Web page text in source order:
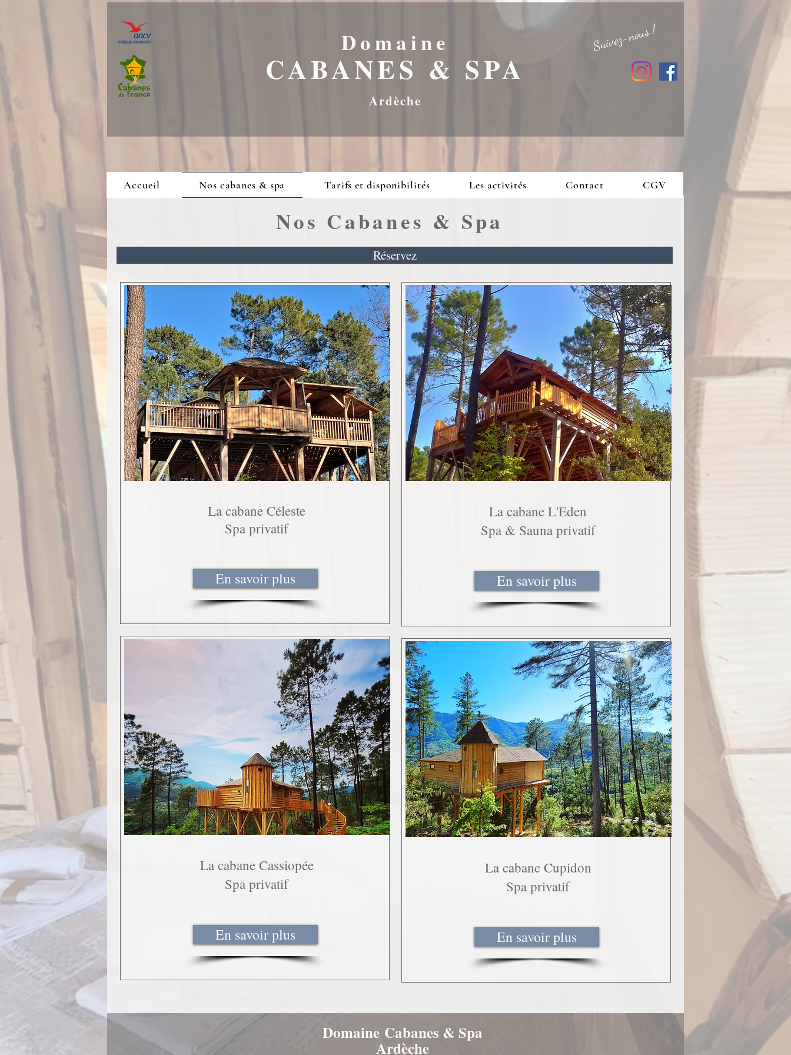
Domaine
CABANES & SPA
Ardèche
Suivez-nous !
Nos Cabanes & Spa
Réservez
La cabane Céleste
Spa privatif
En savoir plus
La cabane Cassiopée
Spa privatif
En savoir plus
La cabane L'Eden
Spa & Sauna privatif
En savoir plus
La cabane Cupidon
Spa privatif
En savoir plus
Accueil Nos cabanes & spa Tarifs et disponibilités Les activités Contact CGV
Domaine Cabanes & Spa
Ardèche